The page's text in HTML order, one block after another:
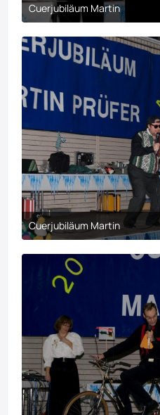
Cuerjubiläum Martin
30. März 2017 um 21:10
Cuerjubiläum Martin
30. März 2017 um 21:10